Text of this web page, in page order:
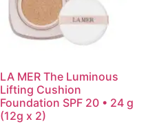
LA MER The Luminous
Lifting Cushion
Foundation SPF 20 • 24 g
(12g x 2)